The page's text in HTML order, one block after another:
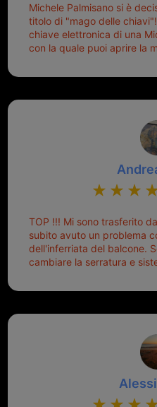
Michele Palmisano si è
titolo di "mago delle
chiave elettronica di una
con la quale puoi aprire la
pronta per la pattumiera...
il coperchietto, la chiave
che non ti staccasse la
talvolta non faceva bene il
bisognava armeggiare un
mettere in moto era un
di dover prendere un
Nissan... e invece ho
tutti i tipi. Adesso che ho la
nuova (solo la chiave,
quella di prima), ogni volta
mio pensiero va subito a
mette di buon umore, e ti
lo consiglio a chiunque
TOP !!! Mi sono trasferito
subito avuto un problema
dell'inferriata del balcone.
cambiare la serratura e
onesto evitando spese
un punto di riferimento per